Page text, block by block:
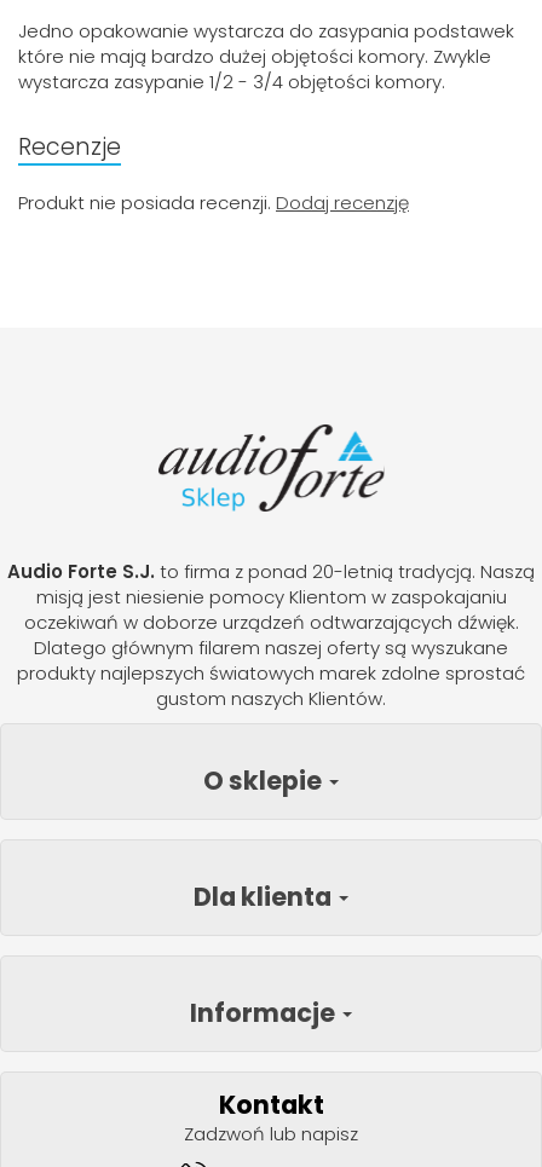
Jedno opakowanie wystarcza do zasypania podstawek
które nie mają bardzo dużej objętości komory. Zwykle
wystarcza zasypanie 1/2 - 3/4 objętości komory.
Recenzje
Produkt nie posiada recenzji. Dodaj recenzję
Audio Forte S.J. to firma z ponad 20-letnią tradycją. Naszą
misją jest niesienie pomocy Klientom w zaspokajaniu
oczekiwań w doborze urządzeń odtwarzających dźwięk.
Dlatego głównym filarem naszej oferty są wyszukane
produkty najlepszych światowych marek zdolne sprostać
gustom naszych Klientów.
O sklepie
Dla klienta
Informacje
Kontakt
Zadzwoń lub napisz